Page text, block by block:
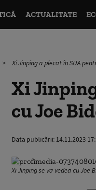
ACTUALITATE
Xi Jinping a plecat în SUA
Xi
cu Joe
Data publicării: 14.11.2023
Xi Jinping se va vedea cu Joe